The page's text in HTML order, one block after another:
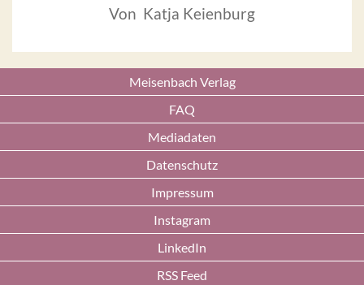
Von Katja Keienburg
Meisenbach Verlag
FAQ
Mediadaten
Datenschutz
Impressum
Instagram
LinkedIn
RSS Feed